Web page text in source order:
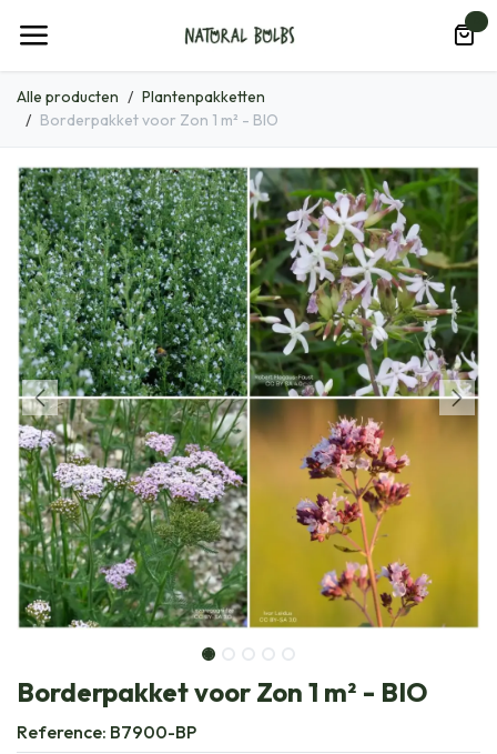
Alle producten
Plantenpakketten
Borderpakket voor Zon 1 m² - BIO
Borderpakket voor Zon 1 m² - BIO
Reference: B7900-BP